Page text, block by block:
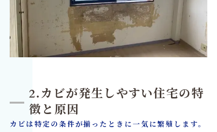
2.カビが発生しやすい住宅の特
徴と原因
カビは特定の条件が揃ったときに一気に繁殖します。